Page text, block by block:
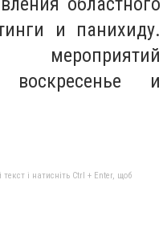
и панихиду.
воскресенье и
і натисніть Ctrl + Enter, щоб